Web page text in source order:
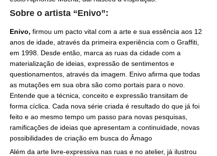
Sobre o artista “Enivo”:
Enivo, firmou um pacto vital com a arte e sua essência aos 12
anos de idade, através da primeira experiência com o Graffiti,
em 1998. Desde então, marca as ruas da cidade com a
materialização de ideias, expressão de sentimentos e
questionamentos, através da imagem. Enivo afirma que todas
as mutações em sua obra são como portais para o novo.
Entende que a técnica, conceito e expressão transitam de
forma cíclica. Cada nova série criada é resultado do que já foi
feito e ao mesmo tempo um passo para novas pesquisas,
ramificações de ideias que apresentam a continuidade, novas
possibilidades de criação em busca do Âmago
Além da arte livre-expressiva nas ruas e no atelier, já ilustrou